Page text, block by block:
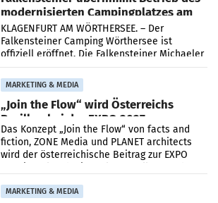
modernisierten Campingplatzes am
Wörthersee
KLAGENFURT AM WÖRTHERSEE. – Der
Falkensteiner Camping Wörthersee ist
offiziell eröffnet. Die Falkensteiner Michaeler
Tourism Group (FMTG) und die Stadtwerke
Klagenfurt haben den
MARKETING & MEDIA
„Join the Flow“ wird Österreichs
Pavillon bei der EXPO 2027
Das Konzept „Join the Flow“ von facts and
fiction, ZONE Media und PLANET architects
wird der österreichische Beitrag zur EXPO
MARKETING & MEDIA